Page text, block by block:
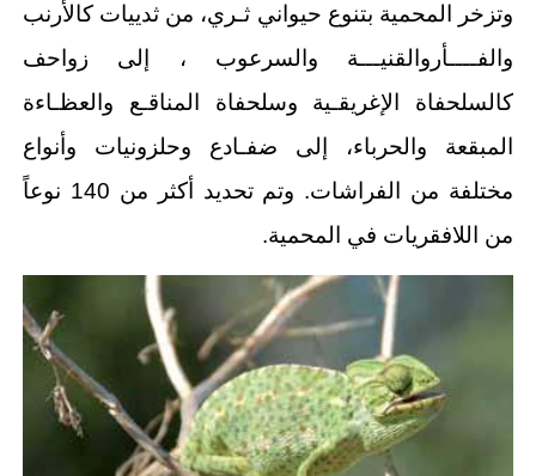
وتزخر المحمية بتنوع حيواني ثـري، من ثدييات كالأرنب
والفــــأروالقنيـــة والسرعوب ، إلى زواحف
كالسلحفاة الإغريقـية وسلحفاة المناقـع والعظـاءة
المبقعة والحرباء، إلى ضفـادع وحلزونيات وأنواع
مختلفة من الفراشات. وتم تحديد أكثر من 140 نوعاً
من اللافقريات في المحمية.